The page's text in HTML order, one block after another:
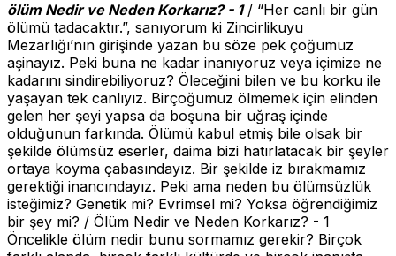
ölüm Nedir ve Neden Korkarız? - 1/ “Her canlı bir gün
ölümü tadacaktır.”, sanıyorum ki Zincirlikuyu
Mezarlığı’nın girişinde yazan bu söze pek çoğumuz
aşinayız. Peki buna ne kadar inanıyoruz veya içimize ne
kadarını sindirebiliyoruz? Öleceğini bilen ve bu korku ile
yaşayan tek canlıyız. Birçoğumuz ölmemek için elinden
gelen her şeyi yapsa da boşuna bir uğraş içinde
olduğunun farkında. Ölümü kabul etmiş bile olsak bir
şekilde ölümsüz eserler, daima bizi hatırlatacak bir şeyler
ortaya koyma çabasındayız. Bir şekilde iz bırakmamız
gerektiği inancındayız. Peki ama neden bu ölümsüzlük
isteğimiz? Genetik mi? Evrimsel mi? Yoksa öğrendiğimiz
bir şey mi? / Ölüm Nedir ve Neden Korkarız? - 1
Öncelikle ölüm nedir bunu sormamız gerekir? Birçok